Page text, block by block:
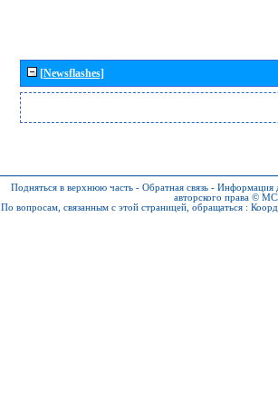
[Newsflashes]
Подняться в верхнюю часть - Обратная связь - Информация
авторского права ©
По вопросам, связанным с этой страницей, обращаться :